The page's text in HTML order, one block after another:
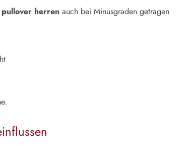
herren auch bei Minusgraden getragen